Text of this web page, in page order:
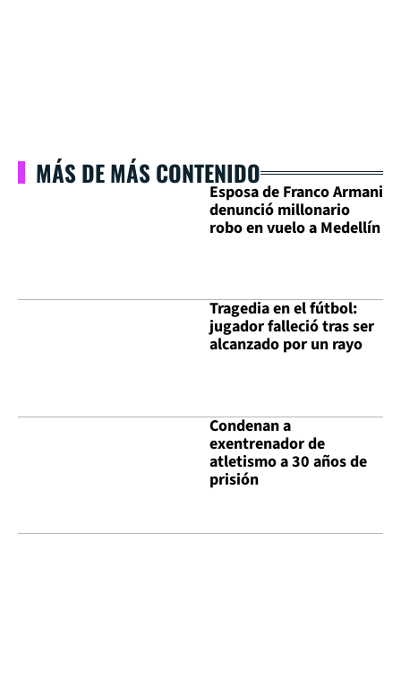
MÁS DE MÁS CONTENIDO
Esposa de Franco Armani
denunció millonario
robo en vuelo a Medellín
Tragedia en el fútbol:
jugador falleció tras ser
alcanzado por un rayo
Condenan a
exentrenador de
atletismo a 30 años de
prisión